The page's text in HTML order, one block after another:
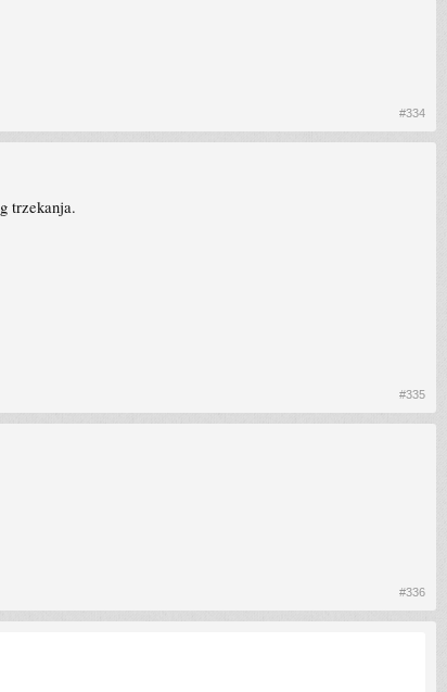
#334
trzekanja.
#335
#336